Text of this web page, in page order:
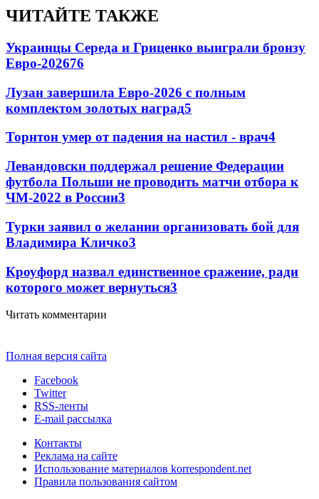
ЧИТАЙТЕ ТАКЖЕ
Украинцы Середа и Гриценко выиграли бронзу
Евро-202676
Лузан завершила Евро-2026 с полным
комплектом золотых наград5
Торнтон умер от падения на настил - врач4
Левандовски поддержал решение Федерации
футбола Польши не проводить матчи отбора к
ЧМ-2022 в России3
Турки заявил о желании организовать бой для
Владимира Кличко3
Кроуфорд назвал единственное сражение, ради
которого может вернуться3
Читать комментарии
Полная версия сайта
Facebook
Twitter
RSS-ленты
E-mail рассылка
Контакты
Реклама на сайте
Использование материалов korrespondent.net
Правила пользования сайтом